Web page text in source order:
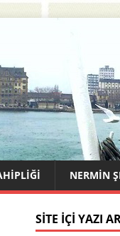
NERMIN
SITE İÇI YAZI